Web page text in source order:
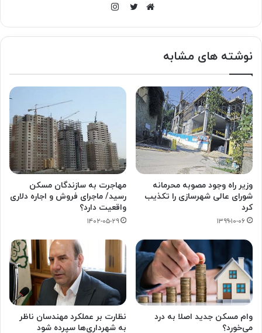
نوشته های مشابه
وزیر راه وجود مصوبه محرمانه
شورای عالی شهرسازی را تکذیب
کرد
۱۳۹۹-۱۰-۰۶
مهاجرت به سازندگان مسکن
رسید/ ماجرای فروش و اجاره دلاری
واقعیت دارد؟
۱۴۰۲-۰۵-۲۹
وام مسکن جدید اصلا به درد
می‌خورد؟
نظارت بر عملکرد مهندسان ناظر
به شهرداری‌ها سپرده شود